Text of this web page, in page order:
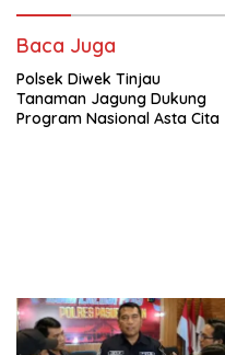
Baca Juga
Polsek Diwek Tinjau
Tanaman Jagung Dukung
Program Nasional Asta Cita